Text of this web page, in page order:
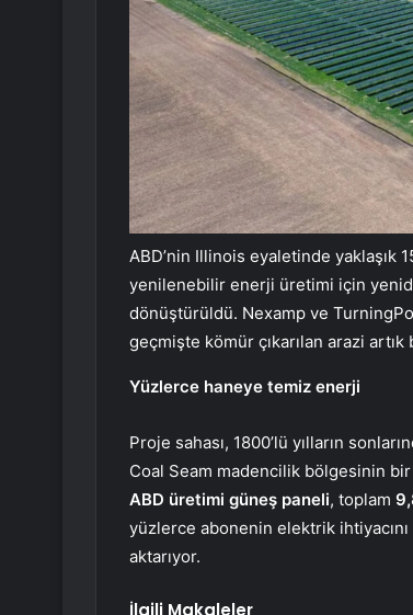
ABD’nin Illinois eyaletinde yaklaşık
yenilenebilir enerji üretimi için
dönüştürüldü. Nexamp ve
geçmişte kömür çıkarılan arazi
Yüzlerce haneye temiz enerji
Proje sahası, 1800’lü yılların
Coal Seam madencilik bölgesinin bir
ABD üretimi güneş paneli, toplam
yüzlerce abonenin elektrik
aktarıyor.
İlgili Makaleler